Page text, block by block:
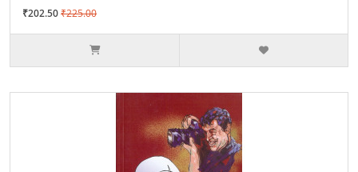
₹202.50₹225.00